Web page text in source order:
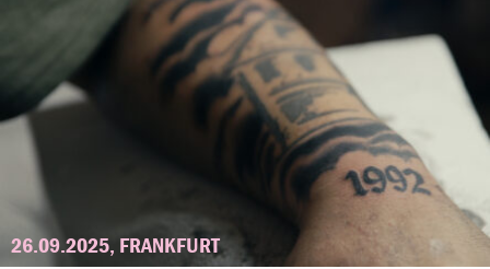
26.09.2025, FRANKFURT